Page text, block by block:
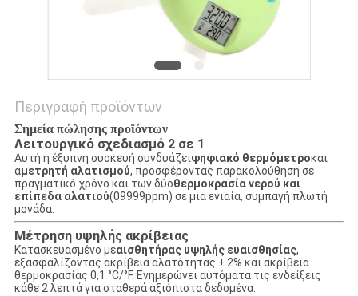
Περιγραφή προϊόντων
Σημεία πώλησης προϊόντων
Λειτουργικό σχεδιασμό 2 σε 1
Αυτή η έξυπνη συσκευή συνδυάζειψηφιακό θερμόμετροκαι
αμετρητή αλατισμού, προσφέροντας παρακολούθηση σε
πραγματικό χρόνο και των δύοθερμοκρασία νερού και
επίπεδα αλατιού(09999ppm) σε μια ενιαία, συμπαγή πλωτή
μονάδα.
Μέτρηση υψηλής ακρίβειας
Κατασκευασμένο μεαισθητήρας υψηλής ευαισθησίας,
εξασφαλίζοντας ακρίβεια αλατότητας ± 2% και ακρίβεια
θερμοκρασίας 0,1 °C/°F. Ενημερώνει αυτόματα τις ενδείξεις
κάθε 2 λεπτά για σταθερά αξιόπιστα δεδομένα.